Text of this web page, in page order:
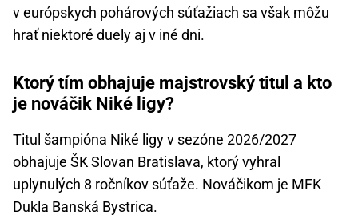
v európskych pohárových súťažiach sa však môžu
hrať niektoré duely aj v iné dni.
Ktorý tím obhajuje majstrovský titul a kto
je nováčik Niké ligy?
Titul šampióna Niké ligy v sezóne 2026/2027
obhajuje ŠK Slovan Bratislava, ktorý vyhral
uplynulých 8 ročníkov súťaže. Nováčikom je MFK
Dukla Banská Bystrica.